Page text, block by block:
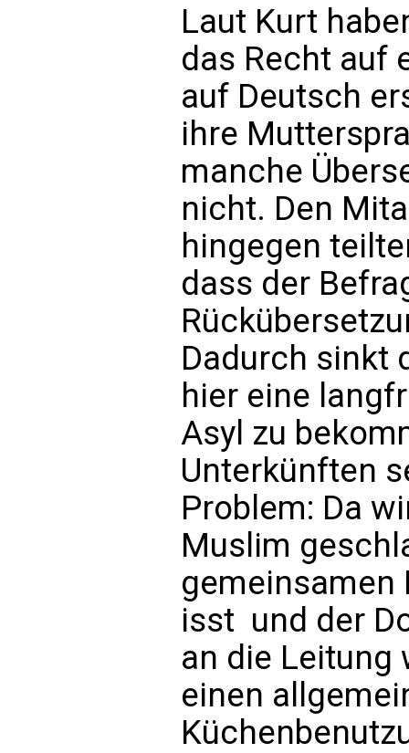
Laut Kurt
das Recht auf
auf Deutsch
ihre
manche
nicht. Den
hingegen
dass der
Dadurch
hier eine
Asyl zu
Unterkünften
Problem: Da
Muslim
gemeinsamen
isst  und der
an die Leitung
einen